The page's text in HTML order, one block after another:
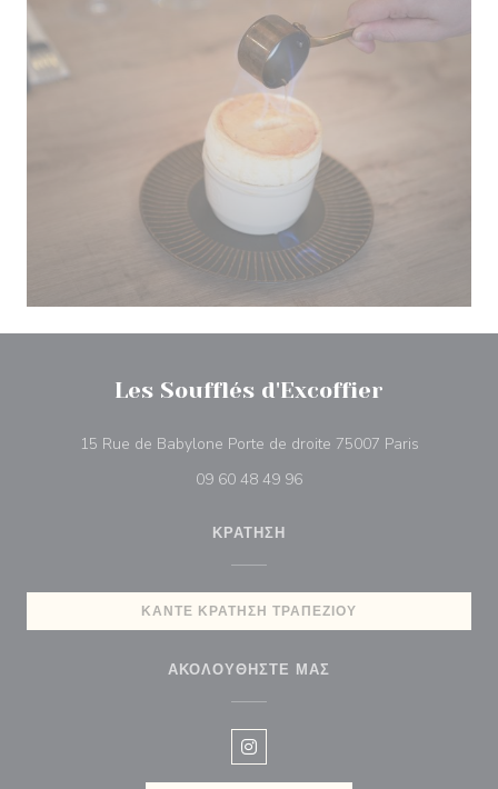
Les Soufflés d'Excoffier
15 Rue de Babylone Porte de droite 75007 Paris((ανοίγει
09 60 48 49 96
ΚΡΆΤΗΣΗ
ΚΆΝΤΕ ΚΡΆΤΗΣΗ ΤΡΑΠΕΖΙΟΎ
ΑΚΟΛΟΥΘΉΣΤΕ ΜΑΣ
Instagram ((ανοίγει σε νέο